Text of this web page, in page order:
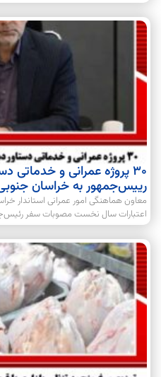
۳۰ پروژه عمرانی و
رییس‌جمهور به خراسان
اعتبارات سال نخست مصوبات سفر